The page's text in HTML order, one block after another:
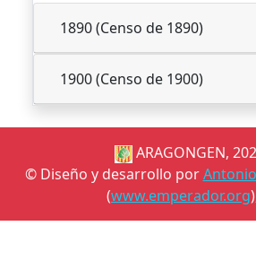
1890 (Censo de 1890)
1900 (Censo de 1900)
ARAGONGEN,
© Diseño y desarrollo por
(www.emperador.org